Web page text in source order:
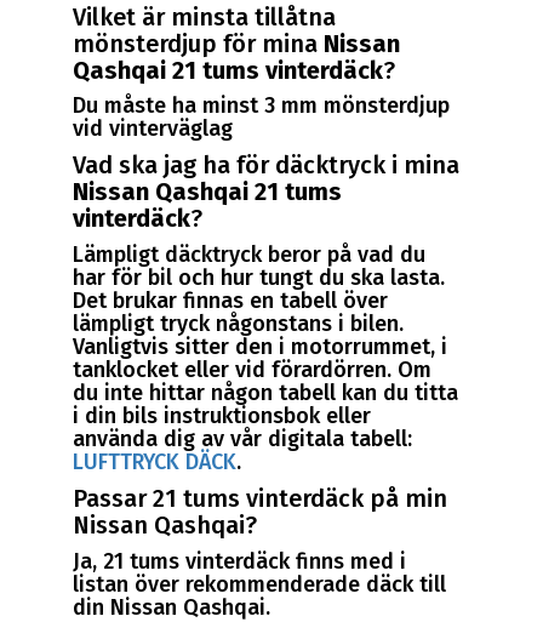
Vilket är minsta tillåtna
mönsterdjup för mina Nissan
Qashqai 21 tums vinterdäck?
Du måste ha minst 3 mm mönsterdjup
vid vinterväglag
Vad ska jag ha för däcktryck i mina
Nissan Qashqai 21 tums
vinterdäck?
Lämpligt däcktryck beror på vad du
har för bil och hur tungt du ska lasta.
Det brukar finnas en tabell över
lämpligt tryck någonstans i bilen.
Vanligtvis sitter den i motorrummet, i
tanklocket eller vid förardörren. Om
du inte hittar någon tabell kan du titta
i din bils instruktionsbok eller
använda dig av vår digitala tabell:
LUFTTRYCK DÄCK.
Passar 21 tums vinterdäck på min
Nissan Qashqai?
Ja, 21 tums vinterdäck finns med i
listan över rekommenderade däck till
din Nissan Qashqai.